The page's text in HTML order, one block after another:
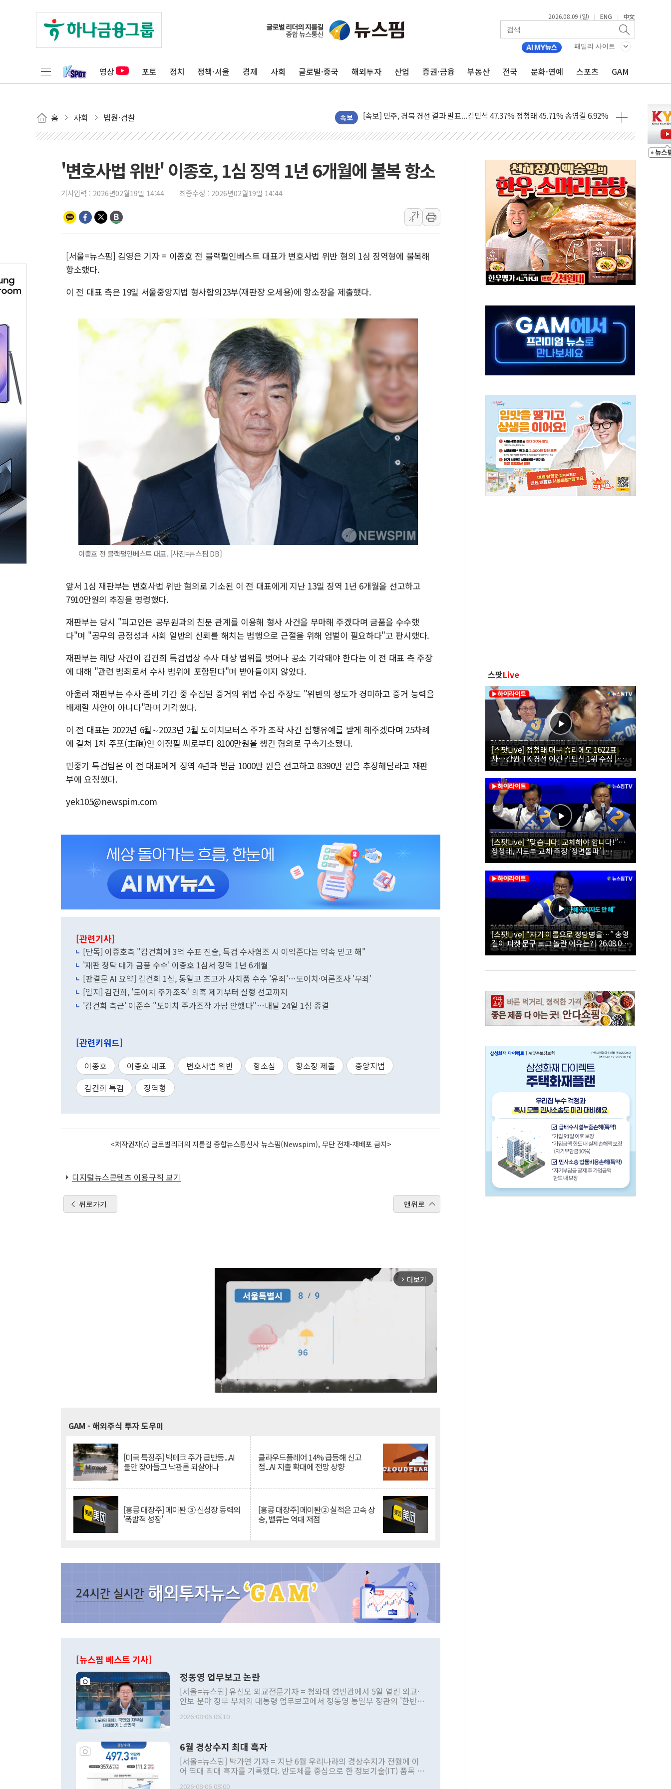
2026.08.09 (일) | ENG | 中文
패밀리 사이트
영상 포토 정치 정책·서울 경제 사회 글로벌·중국 해외투자 산업 증권·금융 부동산 전국 문화·연예 스포츠 GAM
홈 사회 법원·검찰 속보
[종합] 김민석, 정청래에 누적 '1.48%p' 차 선두 유지...金 46.01% vs 鄭 44.53%
민주당 경북도당위원장에 오중기 당선...합산득표율 68.63%
김민석, 강원·대구·경북 경선서 정청래에 승리…金 48.54% vs 鄭 44.40%
[속보] 민주, 강원·대구·경북 경선 결과...김민석 48.54% 정청래 44.40%
[속보] 민주, 대구 경선 결과 발표...정청래 47.82% 김민석 46.35% 송영길 5.83%
[속보] 민주, 강원 경선 결과 발표...김민석 50.30% 정청래 41.94% 송영길 7.76%
최태원, 노소영에 9440억 지급 확정되나…재상고 앞두고 막판 셈법
하나금융, 명동 소상공인에 '행복상자' 전달
인천시 광복절 현수막 '태극기 거꾸로' 논란…이틀만에 철거
병무청, 보충역 전면 손질… 예술·체육요원 최대 33% 감축
홈플러스發 대형마트 판매, 역대 최대폭 감소한 9.4%↓…유통업계 양극화 심화
윤준병·이해민 의원, '정부 특사'로 콜롬비아 대통령 취임식 참석
'호우·산사태 주의보' 울진 시간당 30mm 강한 비...호우 피해 없어
여야, 황희 '버스 하우스' 공방…野 "청년 우롱 기괴" vs 與 "송구한 해프닝"
풀무원재단, '국제과학연극제 2026'서 어린이 과학연극 2편 수상
현대그린푸드 '텍사스로드하우스' 잠실점, 직장인 핫플레이스로 부상
與 "세제개편안 8월 말 당정 조율 완료…초고가·비거주 1주택 등 여론 수렴"
'변호사법 위반' 이종호, 1심 징역 1년 6개월에 불복 항소
기사입력 : 2026년02월19일 14:44 최종수정 : 2026년02월19일 14:44
가
가
[서울=뉴스핌] 김영은 기자 = 이종호 전 블랙펄인베스트 대표가 변호사법 위반 혐의 1심 징역형에 불복해
항소했다.
이 전 대표 측은 19일 서울중앙지법 형사합의23부(재판장 오세용)에 항소장을 제출했다.
이종호 전 블랙펄인베스트 대표. [사진=뉴스핌 DB]
앞서 1심 재판부는 변호사법 위반 혐의로 기소된 이 전 대표에게 지난 13일 징역 1년 6개월을 선고하고
7910만원의 추징을 명령했다.
재판부는 당시 "피고인은 공무원과의 친분 관계를 이용해 형사 사건을 무마해 주겠다며 금품을 수수했
다"며 "공무의 공정성과 사회 일반의 신뢰를 해치는 범행으로 근절을 위해 엄벌이 필요하다"고 판시했다.
재판부는 해당 사건이 김건희 특검법상 수사 대상 범위를 벗어나 공소 기각돼야 한다는 이 전 대표 측 주장
에 대해 "관련 범죄로서 수사 범위에 포함된다"며 받아들이지 않았다.
아울러 재판부는 수사 준비 기간 중 수집된 증거의 위법 수집 주장도 "위반의 정도가 경미하고 증거 능력을
배제할 사안이 아니다"라며 기각했다.
이 전 대표는 2022년 6월∼2023년 2월 도이치모터스 주가 조작 사건 집행유예를 받게 해주겠다며 25차례
에 걸쳐 1차 주포(主砲)인 이정필 씨로부터 8100만원을 챙긴 혐의로 구속기소됐다.
민중기 특검팀은 이 전 대표에게 징역 4년과 벌금 1000만 원을 선고하고 8390만 원을 추징해달라고 재판
부에 요청했다.
yek105@newspim.com
[관련기사]
[단독] 이종호측 "김건희에 3억 수표 진술, 특검 수사협조 시 이익준다는 약속 믿고 해"
'재판 청탁 대가 금품 수수' 이종호 1심서 징역 1년 6개월
[판결문 AI 요약] 김건희 1심, 통일교 초고가 사치품 수수 '유죄'…도이치·여론조사 '무죄'
[일지] 김건희, '도이치 주가조작' 의혹 제기부터 실형 선고까지
'김건희 측근' 이준수 "도이치 주가조작 가담 안했다"…내달 24일 1심 종결
[관련키워드]
이종호 이종호 대표 변호사법 위반 항소심 항소장 제출
중앙지법
김건희 특검
징역형
<저작권자(c) 글로벌리더의 지름길 종합뉴스통신사 뉴스핌(Newspim), 무단 전재-재배포 금지>
디지털뉴스콘텐츠 이용규칙 보기
뒤로가기 맨위로
arrow_forward_ios 더보기
GAM - 해외주식 투자 도우미
[미국 특징주] 빅테크 주가 급반등...AI
불안 잦아들고 낙관론 되살아나
클라우드플레어 14% 급등해 신고
점...AI 지출 확대에 전망 상향
[홍콩 대장주] 메이퇀 ③ 신성장 동력의
'폭발적 성장'
[홍콩 대장주] 메이퇀② 실적은 고속 상
승, 밸류는 역대 저점
[뉴스핌 베스트 기사]
정동영 업무보고 논란
[서울=뉴스핌] 유신모 외교전문기자 = 청와대 영빈관에서 5일 열린 외교·
안보 분야 정부 부처의 대통령 업무보고에서 정동영 통일부 장관의 '한반도
발언 중에는 정부 내 조율을 거치지 않은 사안을 정책으로 추진하겠다고 공
주의적 희망에 근거한 비현실적 구상'이라는 비판을 내놨다. 그동안 정 장
관의 대북 정책 관련 발언이 물의를 빚은 적은 여러 번 있지만 대통령과 유
관 부처 장관이 공개적으로 부정적 입장을 표명한 것은 이례적이다. 정 장
관의 무리한 대북 접근법과 월권을 제어해야 한다는 목소리도 높아지고 있
다. [정동영 통일부 장관이 지난달 23일 오후 서울 종로구 정부서울청사에
2026-08-06 06:10
6월 경상수지 최대 흑자
[서울=뉴스핌] 박가연 기자 = 지난 6월 우리나라의 경상수지가 전월에 이
어 역대 최대 흑자를 기록했다. 반도체를 중심으로 한 정보기술(IT) 품목 수
2026-08-06 08:00
스팟Live
[스팟Live] 정청래 대구 승리에도 1622표
차…강원·TK 경선 이긴 김민석 1위 수성 |
26.08.09 더불어민주당 당대표·최고위원 후
보 대구·경북 합동연설회
[스팟Live] “맞습니다! 교체해야 합니다!”…
정청래, 지도부 교체 주장 ‘정면돌파’ |
26.08.09 더불어민주당 당대표·최고위원 후
보 대구·경북 합동연설회
[스팟Live] “자기 이름으로 정당명을…” 송영
길이 피켓 문구 보고 놀란 이유는? | 26.08.09
더불어민주당 당대표·최고위원 후보 대구·경